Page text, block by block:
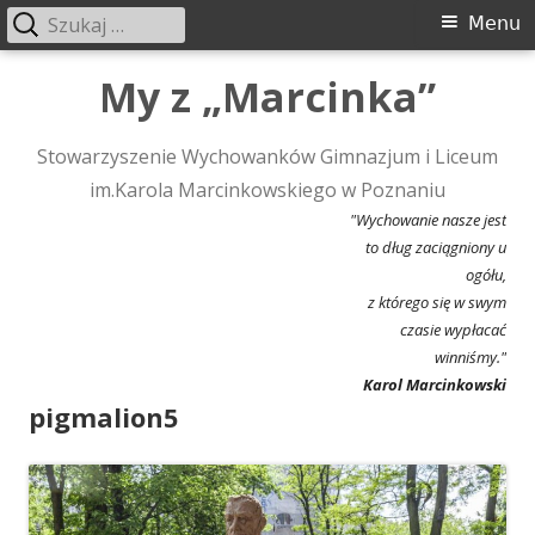
My z „Marcinka”
Stowarzyszenie Wychowanków Gimnazjum i Liceum
im.Karola Marcinkowskiego w Poznaniu
"Wychowanie nasze jest
to dług zaciągniony u
ogółu,
z którego się w swym
czasie wypłacać
winniśmy."
Karol Marcinkowski
Menu
główne
Menu
Szukaj:
pigmalion5